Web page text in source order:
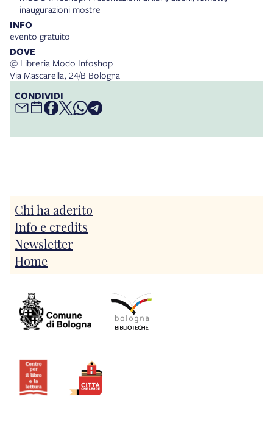
inaugurazioni mostre
INFO
evento gratuito
DOVE
@ Libreria Modo Infoshop
Via Mascarella, 24/B Bologna
CONDIVIDI
Chi ha aderito
Info e credits
Newsletter
Home